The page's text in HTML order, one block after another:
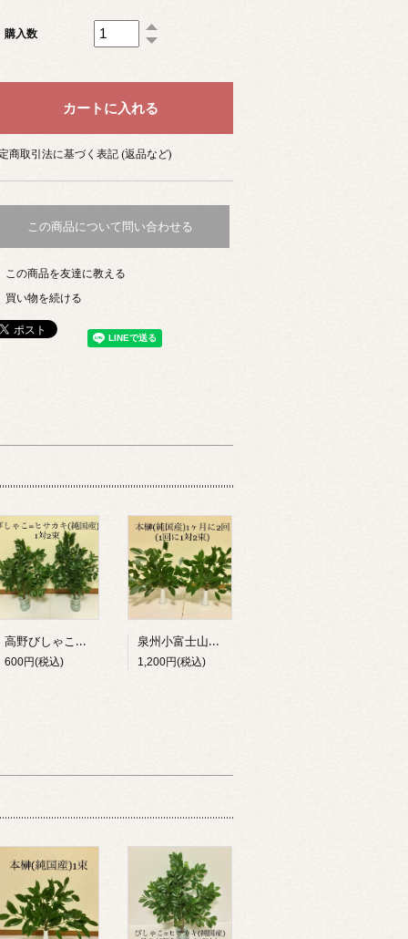
購入数
商取引法に基づく表記 (返品など)
この商品について問い合わせる
この商品を友達に教える
買い物を続ける
高野びしゃこ＝ヒサカキ（純国産）１対２束
600円(税込)
泉州小富士山本榊（純国産）（１回に1対２束を１か月の間に２回）
1,200円(税込)